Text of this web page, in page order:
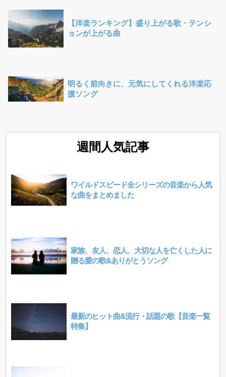
【洋楽ランキング】盛り上がる歌・テンシ
ョンが上がる曲
明るく前向きに、元気にしてくれる洋楽応
援ソング
週間人気記事
ワイルドスピード全シリーズの音楽から人気
な曲をまとめました
家族、友人、恋人、大切な人を亡くした人に
贈る愛の歌&ありがとうソング
最新のヒット曲&流行・話題の歌【音楽一覧
特集】